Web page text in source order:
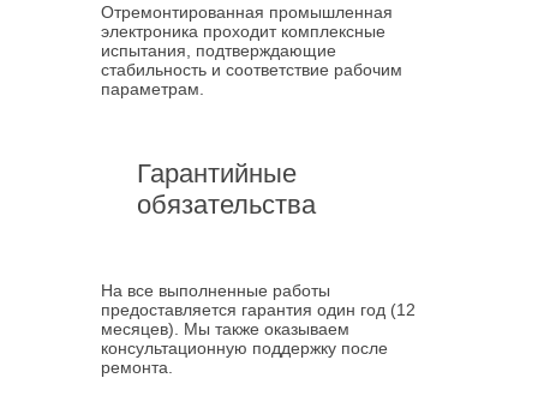
Отремонтированная промышленная
электроника проходит комплексные
испытания, подтверждающие
стабильность и соответствие рабочим
параметрам.
Гарантийные
обязательства
На все выполненные работы
предоставляется гарантия один год (12
месяцев). Мы также оказываем
консультационную поддержку после
ремонта.